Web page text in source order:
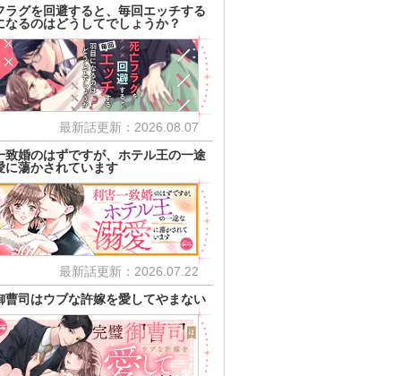
ラグを回避すると、毎回エッチする
なるのはどうしてでしょうか？
最新話更新：2026.08.07
致婚のはずですが、ホテル王の一途
に蕩かされています
最新話更新：2026.07.22
曹司はウブな許嫁を愛してやまない